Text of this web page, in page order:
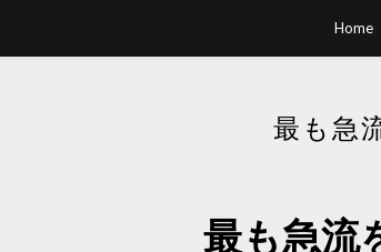
Home
最も急
最も急流